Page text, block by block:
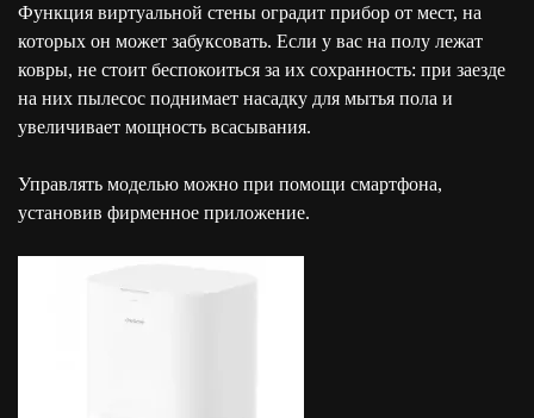
Функция виртуальной стены оградит прибор от мест, на
которых он может забуксовать. Если у вас на полу лежат
ковры, не стоит беспокоиться за их сохранность: при заезде
на них пылесос поднимает насадку для мытья пола и
увеличивает мощность всасывания.
Управлять моделью можно при помощи смартфона,
установив фирменное приложение.